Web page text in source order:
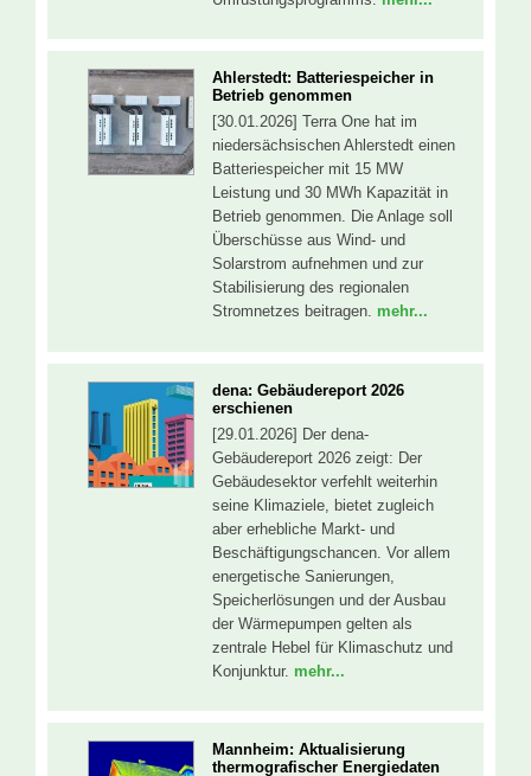
Ahlerstedt: Batteriespeicher in
Betrieb genommen
[30.01.2026] Terra One hat im
niedersächsischen Ahlerstedt einen
Batteriespeicher mit 15 MW
Leistung und 30 MWh Kapazität in
Betrieb genommen. Die Anlage soll
Überschüsse aus Wind- und
Solarstrom aufnehmen und zur
Stabilisierung des regionalen
Stromnetzes beitragen. mehr...
dena: Gebäudereport 2026
erschienen
[29.01.2026] Der dena-
Gebäudereport 2026 zeigt: Der
Gebäudesektor verfehlt weiterhin
seine Klimaziele, bietet zugleich
aber erhebliche Markt- und
Beschäftigungschancen. Vor allem
energetische Sanierungen,
Speicherlösungen und der Ausbau
der Wärmepumpen gelten als
zentrale Hebel für Klimaschutz und
Konjunktur. mehr...
Mannheim: Aktualisierung
thermografischer Energiedaten